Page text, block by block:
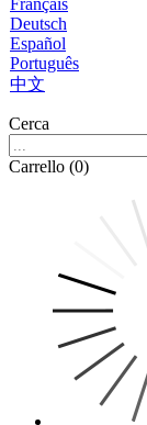
Français
Deutsch
Español
Português
中文
Cerca
Carrello (0)